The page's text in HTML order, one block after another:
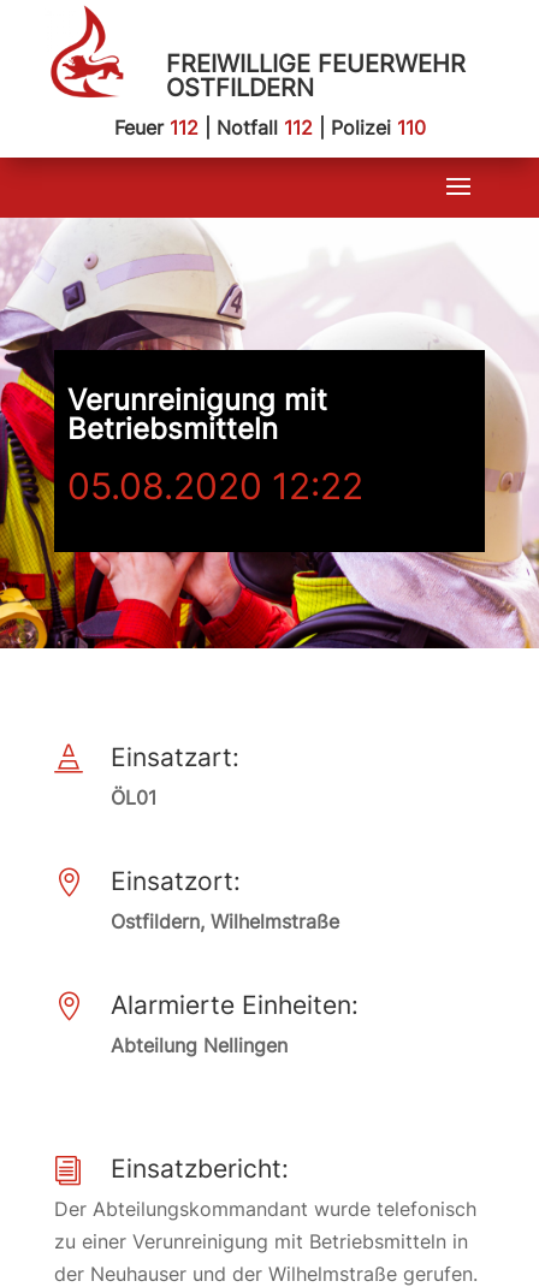
FREIWILLIGE FEUERWEHR
OSTFILDERN
Feuer 112| Notfall 112| Polizei 110
Verunreinigung mit
Betriebsmitteln
05.08.2020 12:22
 Einsatzart:
ÖL01
 Einsatzort:
Ostfildern, Wilhelmstraße
 Alarmierte Einheiten:
Abteilung Nellingen
i Einsatzbericht:
Der Abteilungskommandant wurde telefonisch
zu einer Verunreinigung mit Betriebsmitteln in
der Neuhauser und der Wilhelmstraße gerufen.